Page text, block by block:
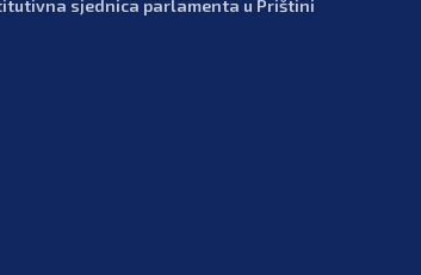
sjednica parlamenta u Prištini